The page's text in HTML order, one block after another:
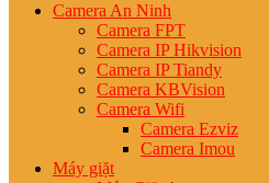
Camera An Ninh
Camera FPT
Camera IP Hikvision
Camera IP Tiandy
Camera KBVision
Camera Wifi
Camera Ezviz
Camera Imou
Máy giặt